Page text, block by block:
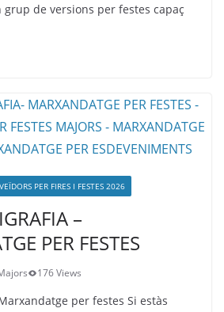
grup de versions per festes capaç
PER FIRES I FESTES 2026
–
PER FESTES
176 Views
per festes Si estàs